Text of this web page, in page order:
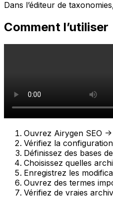
Dans l’éditeur de
Comment l’utiliser
Ouvrez Airygen SEO -
Vérifiez la
Définissez des bases
Choisissez quelles
Enregistrez les
Ouvrez des termes
Vérifiez de vraies